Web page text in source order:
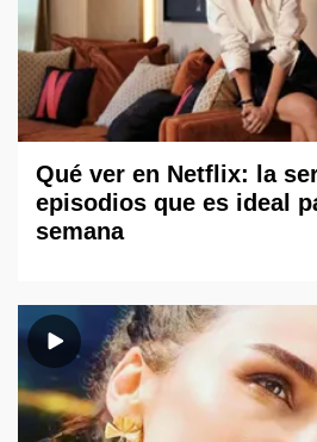
Qué ver en Netflix: la
episodios que es ideal
semana